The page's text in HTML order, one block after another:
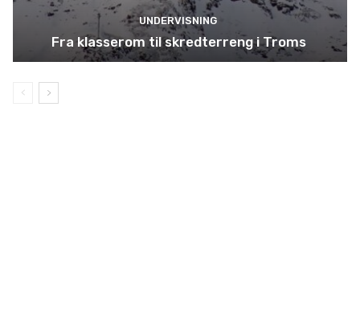
UNDERVISNING
Fra klasserom til skredterreng i Troms